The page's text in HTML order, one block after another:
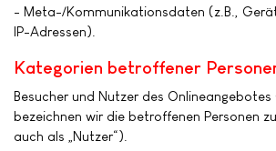
- Meta-/Kommunikationsdaten (z.B.,
IP-Adressen).
Kategorien betroffener
Besucher und Nutzer des
bezeichnen wir die betroffenen Personen
auch als „Nutzer“).